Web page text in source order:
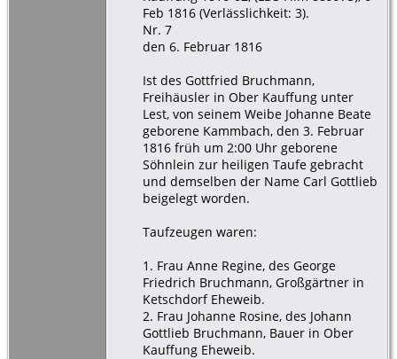
Feb 1816 (Verlässlichkeit: 3).
Nr. 7
den 6. Februar 1816
Ist des Gottfried Bruchmann,
Freihäusler in Ober Kauffung unter
Lest, von seinem Weibe Johanne Beate
geborene Kammbach, den 3. Februar
1816 früh um 2:00 Uhr geborene
Söhnlein zur heiligen Taufe gebracht
und demselben der Name Carl Gottlieb
beigelegt worden.
Taufzeugen waren:
1. Frau Anne Regine, des George
Friedrich Bruchmann, Großgärtner in
Ketschdorf Eheweib.
2. Frau Johanne Rosine, des Johann
Gottlieb Bruchmann, Bauer in Ober
Kauffung Eheweib.